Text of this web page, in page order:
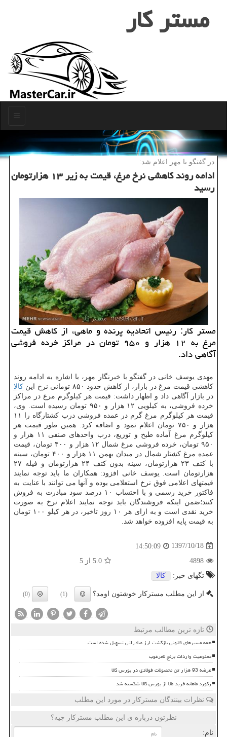
مستر كار
در گفتگو با مهر اعلام شد:
ادامه روند كاهشی نرخ مرغ، قیمت به زیر ۱۳ هزارتومان
رسید
مستر كار: رئیس اتحادیه پرنده و ماهی، از كاهش قیمت
مرغ به ۱۲ هزار و ۹۵۰ تومان در مراكز خرده فروشی
آگاهی داد.
مهدی یوسف خانی در گفتگو با خبرنگار مهر، با اشاره به ادامه روند
كاهشی قیمت مرغ در بازار، از كاهش حدود ۸۵۰ تومانی نرخ این
كالا
در بازار آگاهی داد و اظهار داشت: قیمت هر كیلوگرم مرغ در مراكز
خرده فروشی، به كیلویی ۱۲ هزار و ۹۵۰ تومان رسیده است. وی،
قیمت هر كیلوگرم مرغ گرم در عمده فروشی درب كشتارگاه را ۱۱
هزار و ۷۵۰ تومان اعلام نمود و اضافه كرد: همین طور قیمت هر
كیلوگرم مرغ آماده طبخ و توزیع، درب واحدهای صنفی ۱۱ هزار و
۹۵۰ تومان، خرده فروشی مرغ شمال ۱۲ هزار و ۴۰۰ تومان، قیمت
عمده مرغ كشتار شمال در میدان بهمن ۱۱ هزار و ۴۰۰ تومان، سینه
با كتف ۲۳ هزارتومان، سینه بدون كتف ۲۴ هزارتومان و فیله ۲۷
هزارتومان است. یوسف خانی افزود: همكاران ما باید توجه نمایند
قیمتهای اعلامی فوق نرخ استعلامی بوده و آنها می توانند با عنایت به
فاكتور خرید رسمی و با احتساب ۱۰ درصد سود مبادرت به فروش
كنند؛ضمن اینكه فروشندگان باید توجه نمایند اعلام نرخ به صورت
خرید نقدی است و به ازای هر ۱۰ روز تاخیر، در هر كیلو ۱۰۰ تومان
به قیمت پایه افزوده خواهد شد.
1397/10/18
14:50:09
4898
5.0 از 5
تگهای خبر:
كالا
از این مطلب مسترکار خوشتون اومد؟ (1)
(0)
تازه ترین مطالب مرتبط
همه مسیرهای قانونی بازگشت ارز صادراتی تسهیل شده است
ممنوعیت واردات برنج نامرغوب
عرضه 93 هزار تن محصولات فولادی در بورس کالا
رکورد ماهانه خرید طلا از بورس کالا شکسته شد
نظرات بینندگان مسترکار در مورد این مطلب
نظرتون درباره ی این مطلب مسترکار چیه؟
نام: